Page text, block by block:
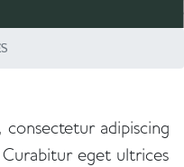
adipiscing
eget ultrices